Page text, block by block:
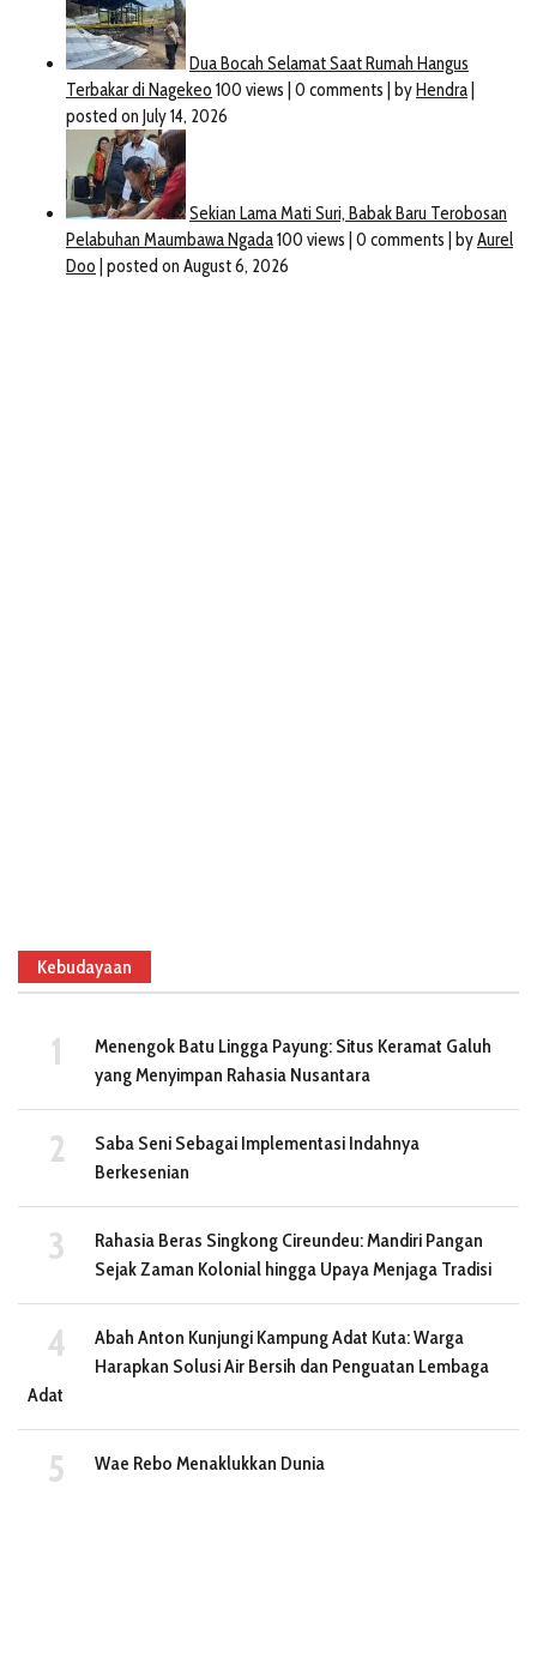
Kebudayaan
Menengok Batu Lingga Payung: Situs Keramat Galuh
yang Menyimpan Rahasia Nusantara
Saba Seni Sebagai Implementasi Indahnya
Berkesenian
Rahasia Beras Singkong Cireundeu: Mandiri Pangan
Sejak Zaman Kolonial hingga Upaya Menjaga Tradisi
Abah Anton Kunjungi Kampung Adat Kuta: Warga
Harapkan Solusi Air Bersih dan Penguatan Lembaga
Adat
Wae Rebo Menaklukkan Dunia